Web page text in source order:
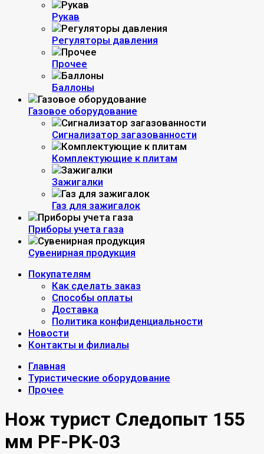
Рукав
Регуляторы давления
Прочее
Баллоны
Газовое оборудование
Сигнализатор загазованности
Комплектующие к плитам
Зажигалки
Газ для зажигалок
Приборы учета газа
Сувенирная продукция
Покупателям
Как сделать заказ
Способы оплаты
Доставка
Политика конфиденциальности
Новости
Контакты и филиалы
Главная
Туристические оборудование
Прочее
Нож турист Следопыт 155
мм PF-PK-03